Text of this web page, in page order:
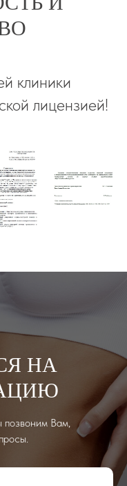
клиники
лицензией!
НА
позвоним Вам,